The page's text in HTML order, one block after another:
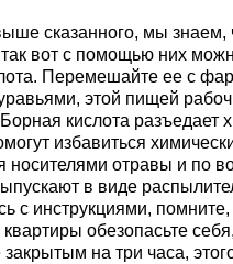
сказанного, мы знаем,
вот с помощью них
Перемешайте ее с
этой пищей
кислота разъедает
избавиться
носителями отравы и по
в виде
с инструкциями,
квартиры обезопасьте
на три часа,